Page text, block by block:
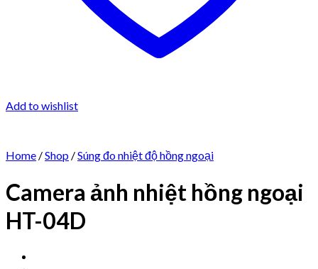
Add to wishlist
Home /Shop /Súng đo nhiệt độ hồng ngoại
Camera ảnh nhiệt hồng ngoại
HT-04D